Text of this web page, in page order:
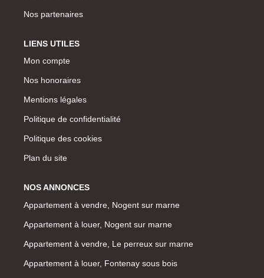
Nos partenaires
LIENS UTILES
Mon compte
Nos honoraires
Mentions légales
Politique de confidentialité
Politique des cookies
Plan du site
NOS ANNONCES
Appartement à vendre, Nogent sur marne
Appartement à louer, Nogent sur marne
Appartement à vendre, Le perreux sur marne
Appartement à louer, Fontenay sous bois